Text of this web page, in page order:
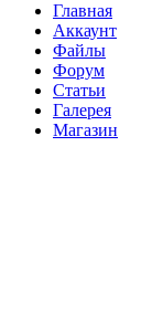
Главная
Аккаунт
Файлы
Форум
Статьи
Галерея
Магазин